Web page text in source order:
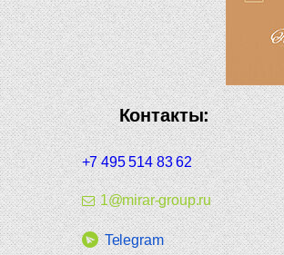
Контакты:
+7 495 514 83 62
1@mirar-group.ru
Telegram